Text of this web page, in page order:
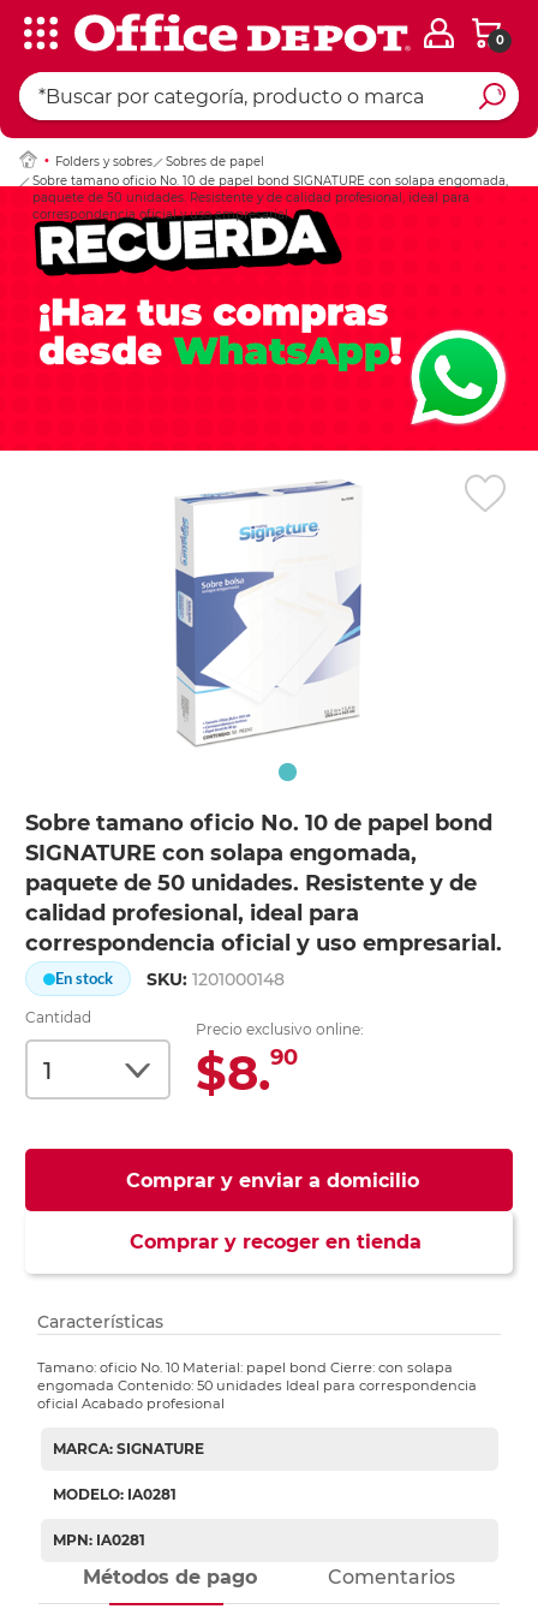
0
Folders y sobres
Sobres de papel
Sobre tamano oficio No. 10 de papel bond SIGNATURE con solapa engomada,
paquete de 50 unidades. Resistente y de calidad profesional, ideal para
correspondencia oficial y uso empresarial.
Sobre tamano oficio No. 10 de papel bond
SIGNATURE con solapa engomada,
paquete de 50 unidades. Resistente y de
calidad profesional, ideal para
correspondencia oficial y uso empresarial.
En stock SKU:1201000148
Cantidad
Precio exclusivo online:
$8.90
Comprar y enviar a domicilio
Comprar y recoger en tienda
Ingresar Codigo
Características
Tamano: oficio No. 10 Material: papel bond Cierre: con solapa
engomada Contenido: 50 unidades Ideal para correspondencia
oficial Acabado profesional
MARCA: SIGNATURE
MODELO: IA0281
MPN: IA0281
Métodos de pago Comentarios